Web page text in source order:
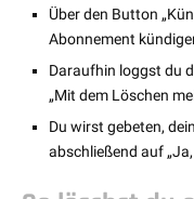
Über den Button
Abonnement
Daraufhin loggst du
„Mit dem Löschen
Du wirst gebeten,
abschließend auf